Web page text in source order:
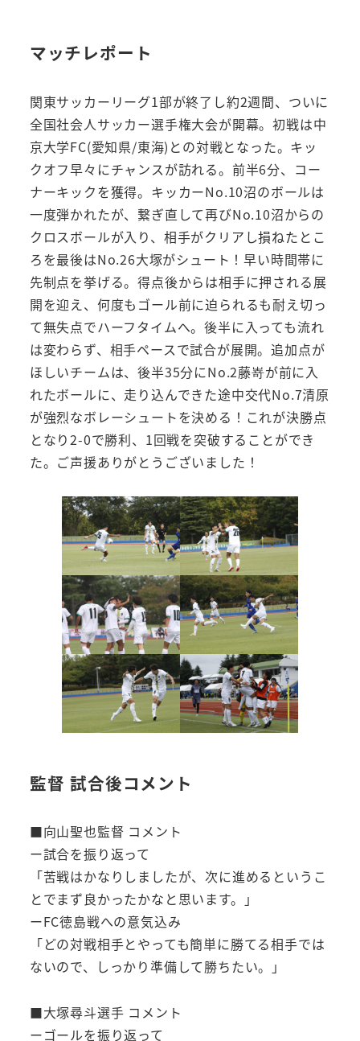
マッチレポート
関東サッカーリーグ1部が終了し約2週間、ついに
全国社会人サッカー選手権大会が開幕。初戦は中
京大学FC(愛知県/東海)との対戦となった。キッ
クオフ早々にチャンスが訪れる。前半6分、コー
ナーキックを獲得。キッカーNo.10沼のボールは
一度弾かれたが、繋ぎ直して再びNo.10沼からの
クロスボールが入り、相手がクリアし損ねたとこ
ろを最後はNo.26大塚がシュート！早い時間帯に
先制点を挙げる。得点後からは相手に押される展
開を迎え、何度もゴール前に迫られるも耐え切っ
て無失点でハーフタイムへ。後半に入っても流れ
は変わらず、相手ペースで試合が展開。追加点が
ほしいチームは、後半35分にNo.2藤嵜が前に入
れたボールに、走り込んできた途中交代No.7清原
が強烈なボレーシュートを決める！これが決勝点
となり2-0で勝利、1回戦を突破することができ
た。ご声援ありがとうございました！
監督 試合後コメント
■向山聖也監督 コメント
ー試合を振り返って
「苦戦はかなりしましたが、次に進めるというこ
とでまず良かったかなと思います。」
ーFC徳島戦への意気込み
「どの対戦相手とやっても簡単に勝てる相手では
ないので、しっかり準備して勝ちたい。」
■大塚尋斗選手 コメント
ーゴールを振り返って